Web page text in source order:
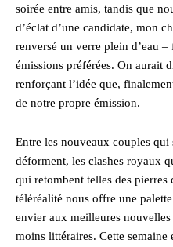
soirée entre amis, tandis que
d’éclat d’une candidate, mon
renversé un verre plein d’eau
émissions préférées. On aurait
renforçant l’idée que,
de notre propre émission.
Entre les nouveaux couples qui
déforment, les clashes royaux
qui retombent telles des pierres
téléréalité nous offre une
envier aux meilleures
moins littéraires. Cette semaine